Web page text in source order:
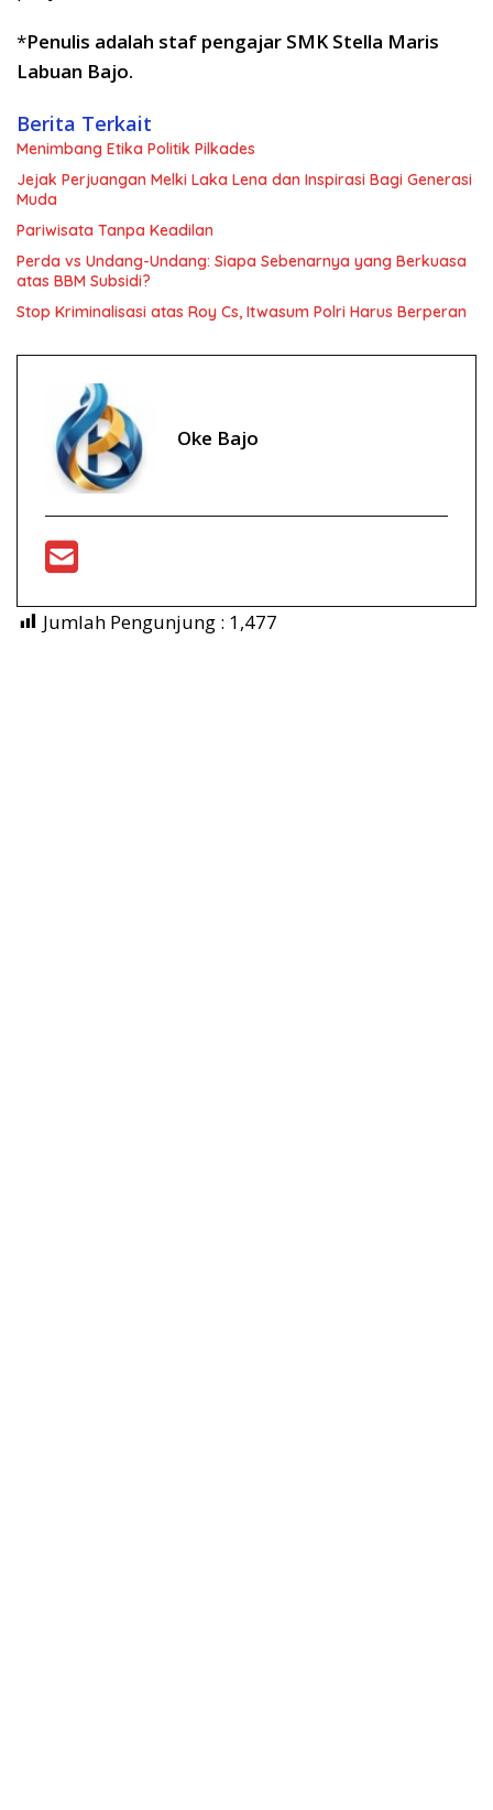
*Penulis adalah staf pengajar SMK Stella Maris
Labuan Bajo.
Berita Terkait
Menimbang Etika Politik Pilkades
Jejak Perjuangan Melki Laka Lena dan Inspirasi Bagi Generasi
Muda
Pariwisata Tanpa Keadilan
Perda vs Undang-Undang: Siapa Sebenarnya yang Berkuasa
atas BBM Subsidi?
Stop Kriminalisasi atas Roy Cs, Itwasum Polri Harus Berperan
Oke Bajo
Jumlah Pengunjung : 1,477